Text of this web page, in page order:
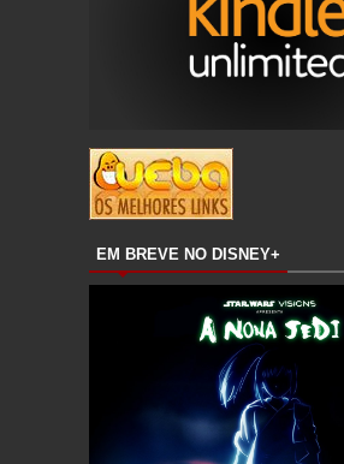
EM BREVE NO DISNEY+